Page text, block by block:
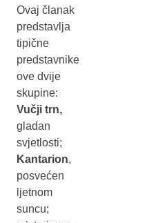
Ovaj članak
predstavlja
tipične
predstavnike
ove dvije
skupine:
Vučji trn,
gladan
svjetlosti;
Kantarion,
posvećen
ljetnom
suncu;